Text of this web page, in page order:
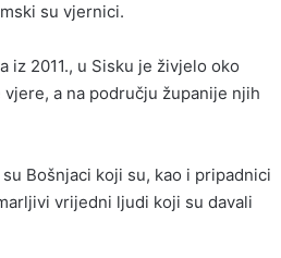
su vjernici.
iz 2011., u Sisku je živjelo oko
a na području županije njih
Bošnjaci koji su, kao i pripadnici
vrijedni ljudi koji su davali